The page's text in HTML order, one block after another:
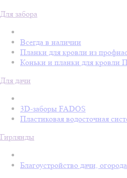
Для забора
Всегда в наличии
Планки для кровли из
Коньки и планки для кровли
Для дачи
3D-заборы FADOS
Пластиковая водосточная
Гирлянды
Благоустройство дачи,